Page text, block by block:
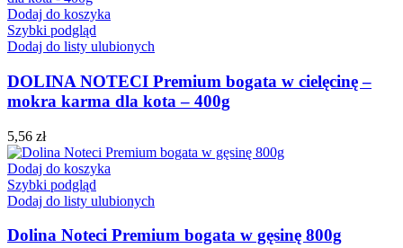
Dodaj do koszyka
Szybki podgląd
Dodaj do listy ulubionych
DOLINA NOTECI Premium bogata w cielęcinę –
mokra karma dla kota – 400g
5,56 zł
Dodaj do koszyka
Szybki podgląd
Dodaj do listy ulubionych
Dolina Noteci Premium bogata w gęsinę 800g